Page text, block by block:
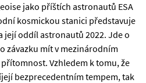
jako příštích astronautů ESA
kosmickou stanici představuje
její oddíl astronautů 2022. Jde o
závazku mít v mezinárodním
Vzhledem k tomu, že
bezprecedentním tempem, tak